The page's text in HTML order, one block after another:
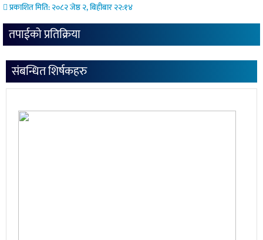
प्रकाशित मिति: २०८२ जेष्ठ २, बिहीबार २२:१४
तपाईको प्रतिक्रिया
संबन्धित शिर्षकहरु